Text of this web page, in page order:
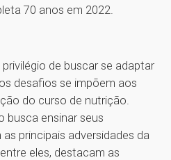
70 anos em 2022.
de buscar se adaptar
desafios se impõem aos
do curso de nutrição.
busca ensinar seus
principais adversidades da
eles, destacam as